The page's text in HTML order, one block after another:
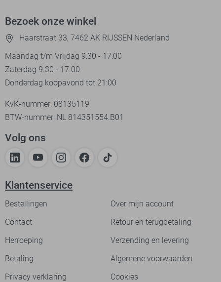
Bezoek onze winkel
Haarstraat 33, 7462 AK RIJSSEN Nederland
Maandag t/m Vrijdag 9:30 - 17:00
Zaterdag 9.30 - 17.00
Donderdag koopavond tot 21:00
KvK-nummer: 08135119
BTW-nummer: NL 814351554.B01
Volg ons
Klantenservice
Bestellingen
Over mijn account
Contact
Retour en terugbetaling
Herroeping
Verzending en levering
Betaling
Algemene voorwaarden
Privacy verklaring
Cookies